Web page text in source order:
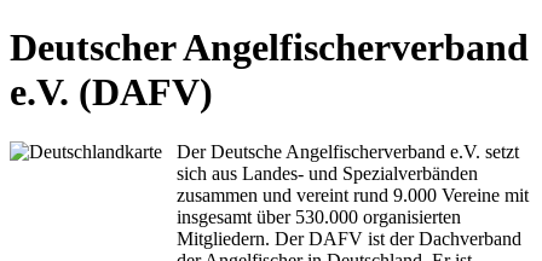
Deutscher Angelfischerverband
e.V. (DAFV)
Der Deutsche Angelfischerverband e.V. setzt
sich aus Landes- und Spezialverbänden
zusammen und vereint rund 9.000 Vereine mit
insgesamt über 530.000 organisierten
Mitgliedern. Der DAFV ist der Dachverband